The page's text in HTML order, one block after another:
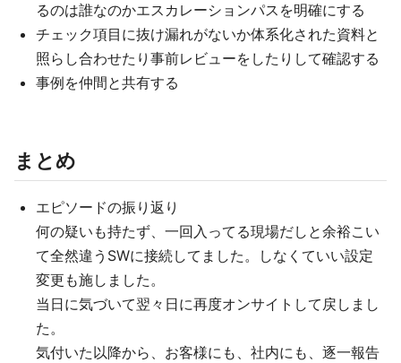
るのは誰なのかエスカレーションパスを明確にする
チェック項目に抜け漏れがないか体系化された資料と
照らし合わせたり事前レビューをしたりして確認する
事例を仲間と共有する
まとめ
エピソードの振り返り
何の疑いも持たず、一回入ってる現場だしと余裕こい
て全然違うSWに接続してました。しなくていい設定
変更も施しました。
当日に気づいて翌々日に再度オンサイトして戻しまし
た。
気付いた以降から、お客様にも、社内にも、逐一報告